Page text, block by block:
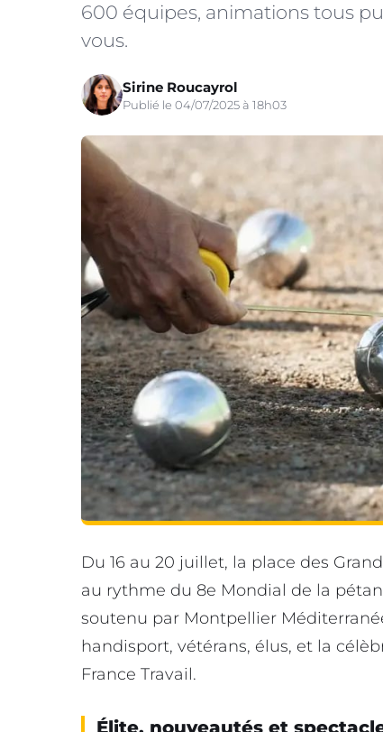
600 équipes, animations tous
vous.
Sirine Roucayrol
Publié le 04/07/2025 à 18h03
Du 16 au 20 juillet, la place des
au rythme du 8e Mondial de la
soutenu par Montpellier
handisport, vétérans, élus, et la
France Travail.